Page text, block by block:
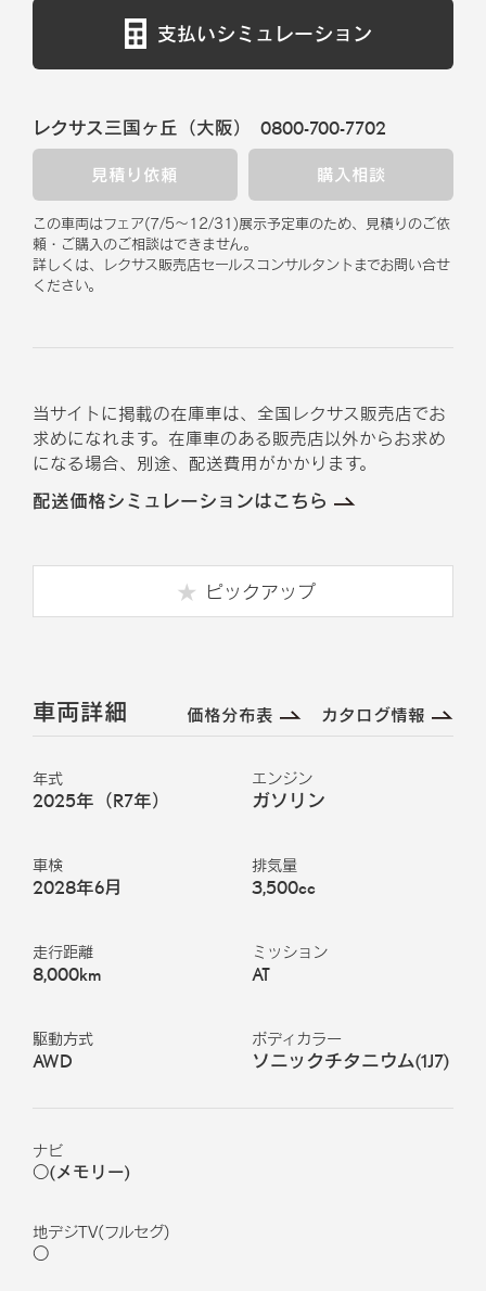
支払いシミュレーション
レクサス三国ヶ丘（大阪） 0800-700-7702
見積り依頼 購入相談
この車両はフェア(7/5～12/31)展示予定車のため、見積りのご依
頼・ご購入のご相談はできません。
詳しくは、レクサス販売店セールスコンサルタントまでお問い合せ
ください。
当サイトに掲載の在庫車は、全国レクサス販売店でお
求めになれます。在庫車のある販売店以外からお求め
になる場合、別途、配送費用がかかります。
配送価格シミュレーションはこちら
ピックアップ
車両詳細 価格分布表 カタログ情報
年式
2025年（R7年）
エンジン
ガソリン
車検
2028年6月
排気量
3,500cc
走行距離
8,000km
ミッション
AT
駆動方式
AWD
ボディカラー
ソニックチタニウム(1J7)
ナビ
○(メモリー)
地デジTV(フルセグ)
○